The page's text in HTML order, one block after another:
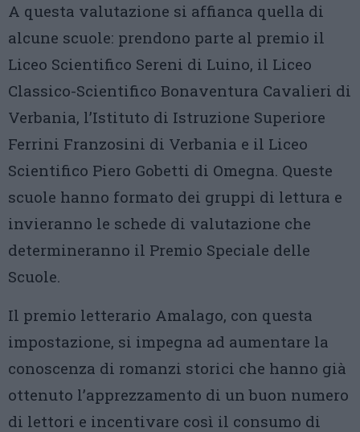
A questa valutazione si affianca quella di
alcune scuole: prendono parte al premio il
Liceo Scientifico Sereni di Luino, il Liceo
Classico-Scientifico Bonaventura Cavalieri di
Verbania, l’Istituto di Istruzione Superiore
Ferrini Franzosini di Verbania e il Liceo
Scientifico Piero Gobetti di Omegna. Queste
scuole hanno formato dei gruppi di lettura e
invieranno le schede di valutazione che
determineranno il Premio Speciale delle
Scuole.
Il premio letterario Amalago, con questa
impostazione, si impegna ad aumentare la
conoscenza di romanzi storici che hanno già
ottenuto l’apprezzamento di un buon numero
di lettori e incentivare così il consumo di